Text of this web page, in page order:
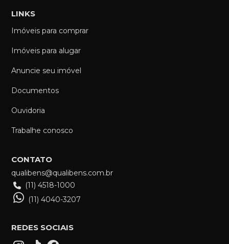
LINKS
Imóveis para comprar
Imóveis para alugar
Anuncie seu imóvel
Documentos
Ouvidoria
Trabalhe conosco
CONTATO
qualibens@qualibens.com.br
(11) 4518-1000
(11) 4040-3207
REDES SOCIAIS